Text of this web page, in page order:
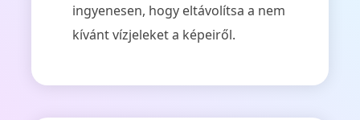
ingyenesen, hogy eltávolítsa a nem
kívánt vízjeleket a képeiről.